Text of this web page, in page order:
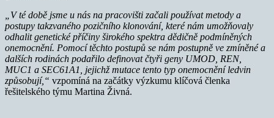
„V té době jsme u nás na pracovišti začali používat metody a
postupy takzvaného pozičního klonování, které nám umožňovaly
odhalit genetické příčiny širokého spektra dědičně podmíněných
onemocnění. Pomocí těchto postupů se nám postupně ve zmíněné a
dalších rodinách podařilo definovat čtyři geny UMOD, REN,
MUC1 a SEC61A1, jejichž mutace tento typ onemocnění ledvin
způsobují,“ vzpomíná na začátky výzkumu klíčová členka
řešitelského týmu Martina Živná.